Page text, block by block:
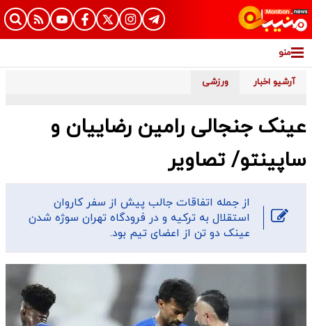
منو
آرشیو اخبار ورزشی
عینک جنجالی رامین رضاییان و
ساپینتو/ تصاویر
از جمله اتفاقات جالب پیش از سفر کاروان
استقلال به ترکیه و در فرودگاه تهران سوژه شدن
عینک دو تن از اعضای تیم بود.